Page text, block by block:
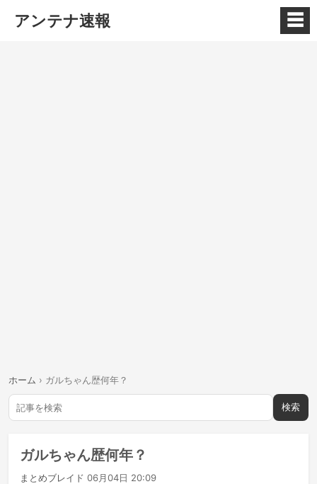
アンテナ速報 ☰
ホーム › ガルちゃん歴何年？
検索
ガルちゃん歴何年？
まとめブレイド 06月04日 20:09